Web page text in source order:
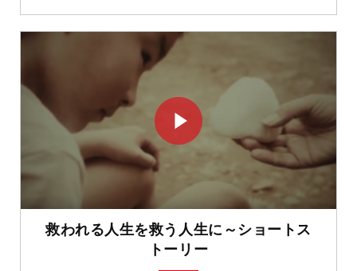
救われる人生を救う人生に～ショートス
トーリー